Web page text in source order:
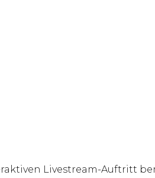
Livestream-Auftritt